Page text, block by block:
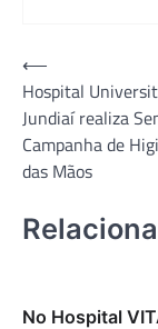
Navegação
de
Post
⟵
Hospital
Jundiaí realiza
Campanha de
das Mãos
No Hospital